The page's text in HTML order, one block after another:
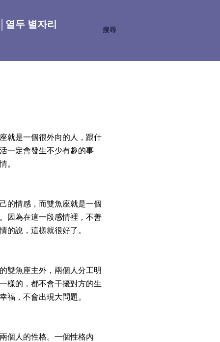
搜尋
열두 별자리
是一個很外向的人，跟什
一定會發生不少有趣的事
。
情感，而雙魚座就是一個
因為在這一段感情裡，不善
的說，這樣就很好了。
魚座主外，兩個人分工明
樣的，都不會干擾對方的生
福，不會出現大問題。
人的性格。一個性格內